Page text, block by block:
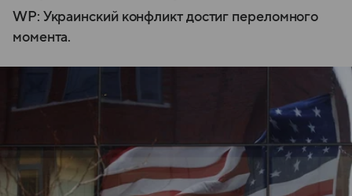
WP: Украинский конфликт достиг переломного
момента.